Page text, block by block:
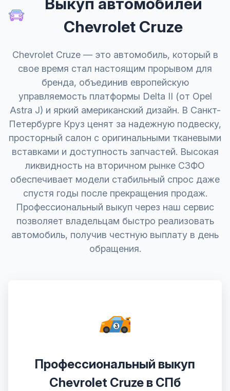
Выкуп автомобилей
Chevrolet Cruze
Chevrolet Cruze — это автомобиль, который в
свое время стал настоящим прорывом для
бренда, объединив европейскую
управляемость платформы Delta II (от Opel
Astra J) и яркий американский дизайн. В Санкт-
Петербурге Круз ценят за надежную подвеску,
просторный салон с оригинальными тканевыми
вставками и доступность запчастей. Высокая
ликвидность на вторичном рынке СЗФО
обеспечивает модели стабильный спрос даже
спустя годы после прекращения продаж.
Профессиональный выкуп через наш сервис
позволяет владельцам быстро реализовать
автомобиль, получив честную выплату в день
обращения.
Профессиональный выкуп
Chevrolet Cruze в СПб